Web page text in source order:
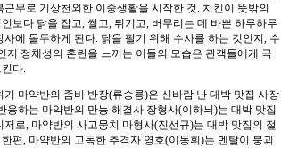
무로 기상천외한 이중생활을 시작한 것. 치킨이 뜻밖의
보다 닭을 잡고, 썰고, 튀기고, 버무리는 데 바쁜 하루하루
에 몰두하게 된다. 닭을 팔기 위해 수사를 하는 것인지, 수
지 정체성의 혼란을 느끼는 이들의 모습은 관객들에게 극
다.
마약반의 좀비 반장(류승룡)은 신바람 난 대박 맛집 사장
응하는 마약반의 만능 해결사 장형사(이하늬)는 대박 맛집
로, 마약반의 사고뭉치 마형사(진선규)는 대박 맛집의 절
편, 마약반의 고독한 추격자 영호(이동휘)는 멘탈이 붕괴